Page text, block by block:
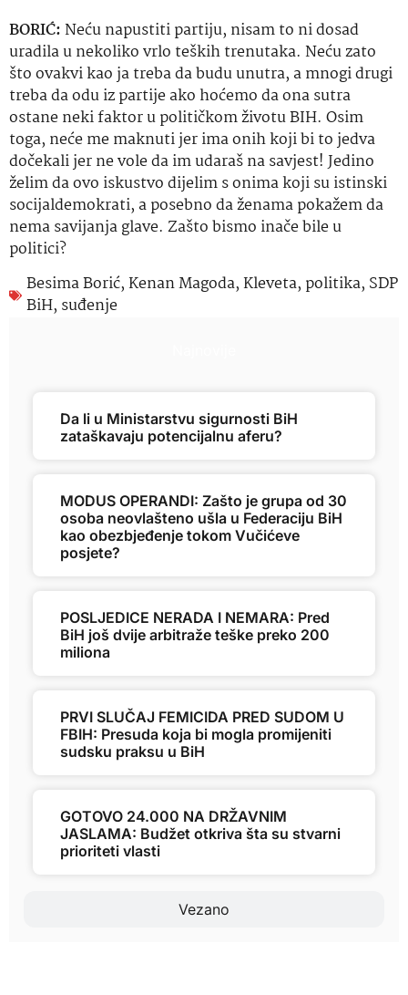
BORIĆ:Neću napustiti partiju, nisam to ni dosad
uradila u nekoliko vrlo teških trenutaka. Neću zato
što ovakvi kao ja treba da budu unutra, a mnogi drugi
treba da odu iz partije ako hoćemo da ona sutra
ostane neki faktor u političkom životu BIH. Osim
toga, neće me maknuti jer ima onih koji bi to jedva
dočekali jer ne vole da im udaraš na savjest! Jedino
želim da ovo iskustvo dijelim s onima koji su istinski
socijaldemokrati, a posebno da ženama pokažem da
nema savijanja glave. Zašto bismo inače bile u
politici?
Besima Borić,Kenan Magoda,Kleveta, politika, SDP
BiH, suđenje
Vezano
Da li u Ministarstvu sigurnosti BiH
zataškavaju potencijalnu aferu?
MODUS OPERANDI: Zašto je grupa od 30
osoba neovlašteno ušla u Federaciju BiH
kao obezbjeđenje tokom Vučićeve
posjete?
POSLJEDICE NERADA I NEMARA: Pred
BiH još dvije arbitraže teške preko 200
miliona
PRVI SLUČAJ FEMICIDA PRED SUDOM U
FBIH: Presuda koja bi mogla promijeniti
sudsku praksu u BiH
GOTOVO 24.000 NA DRŽAVNIM
JASLAMA: Budžet otkriva šta su stvarni
prioriteti vlasti